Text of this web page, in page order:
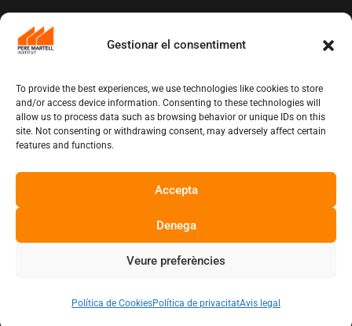
Gestionar el consentiment
To provide the best experiences, we use technologies like cookies to store
and/or access device information. Consenting to these technologies will
allow us to process data such as browsing behavior or unique IDs on this
site. Not consenting or withdrawing consent, may adversely affect certain
features and functions.
Accepta
Denega
Veure preferències
Política de CookiesPolítica de privacitatAvis legal
L’Institut Pere Martell executa un projecte
10:13 am
Copyright © Institut Pere Martell